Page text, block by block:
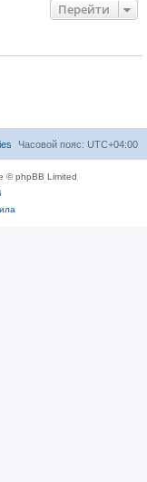
Перейти
Часовой пояс: UTC+04:00
© phpBB Limited